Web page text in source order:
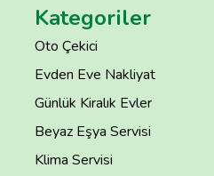
Kategoriler
Oto Çekici
Evden Eve Nakliyat
Günlük Kiralık Evler
Beyaz Eşya Servisi
Klima Servisi